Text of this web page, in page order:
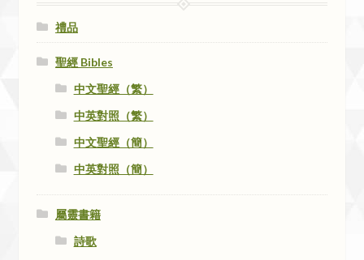
禮品
聖經 Bibles
中文聖經（繁）
中英對照（繁）
中文聖經（簡）
中英對照（簡）
屬靈書籍
詩歌